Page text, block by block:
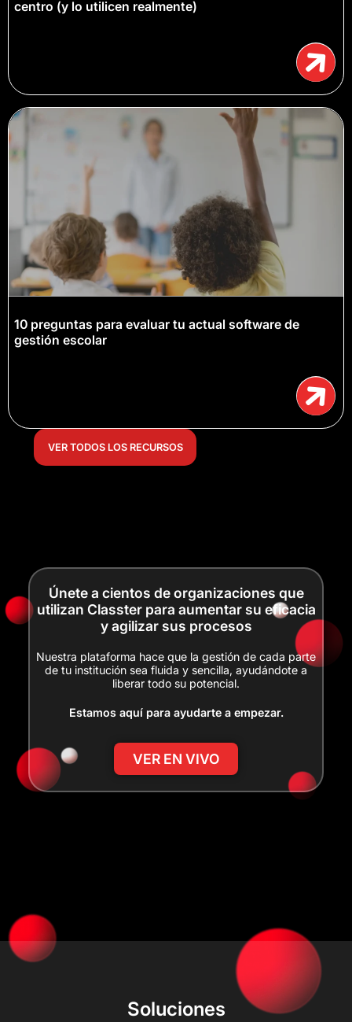
centro (y lo utilicen realmente)
10 preguntas para evaluar tu actual software de
gestión escolar
VER TODOS LOS RECURSOS
Únete a cientos de organizaciones que
utilizan Classter para aumentar su eficacia
y agilizar sus procesos
Nuestra plataforma hace que la gestión de cada parte
de tu institución sea fluida y sencilla, ayudándote a
liberar todo su potencial.
Estamos aquí para ayudarte a empezar.
VER EN VIVO
Soluciones